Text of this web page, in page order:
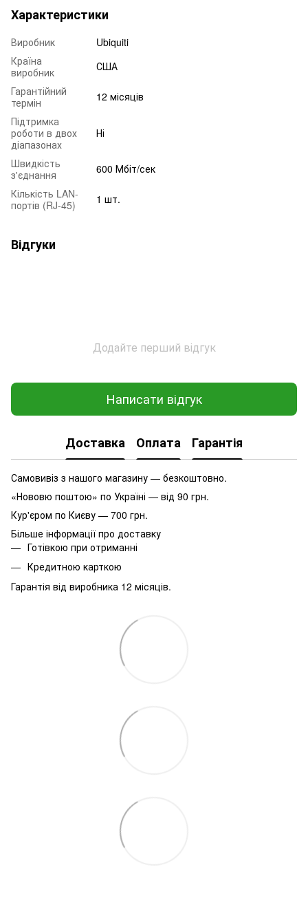
Характеристики
Виробник
Ubiquiti
Країна
виробник
США
Гарантійний
термін
12 місяців
Підтримка
роботи в двох
діапазонах
Ні
Швидкість
з'єднання
600 Мбіт/сек
Кількість LAN-
портів (RJ-45)
1 шт.
Відгуки
Додайте перший відгук
Написати відгук
Доставка Оплата Гарантія
Самовивіз з нашого магазину — безкоштовно.
«Нововю поштою» по Україні — від 90 грн.
Кур'єром по Києву — 700 грн.
Більше інформації про доставку
Готівкою при отриманні
Кредитною карткою
Гарантія від виробника 12 місяців.